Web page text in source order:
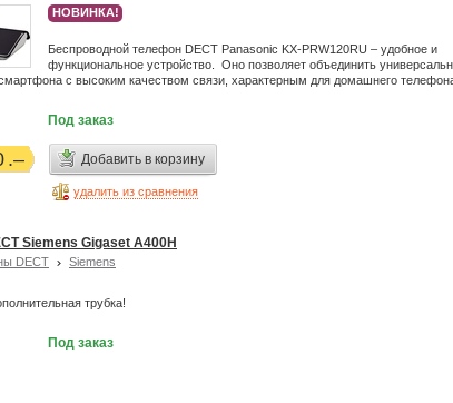
НОВИНКА!
Беспроводной телефон DECT Panasonic KX-PRW120RU – удобное и
функциональное устройство. Оно позволяет объединить
с высоким качеством связи, характерным для домашнего
Под заказ
Добавить в корзину
удалить из сравнения
Siemens Gigaset A400H
DECT Siemens
трубка!
Под заказ